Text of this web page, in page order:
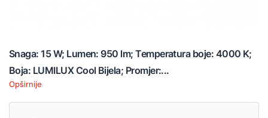
Snaga: 15 W; Lumen: 950 lm; Temperatura boje: 4000 K;
Boja: LUMILUX Cool Bijela; Promjer:...
Opširnije